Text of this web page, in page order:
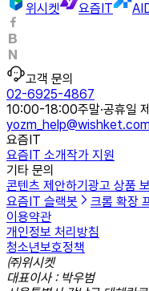
위시켓
요즘IT
고객 문의
02-6925-4867
10:00-18:00주말·공휴일
yozm_help@wishket.com
요즘IT
요즘IT 소개작가 지원
기타 문의
콘텐츠 제안하기 광고 상품
요즘IT 슬랙봇
크롬 확장
이용약관
개인정보 처리방침
청소년보호정책
㈜위시켓
대표이사 : 박우범